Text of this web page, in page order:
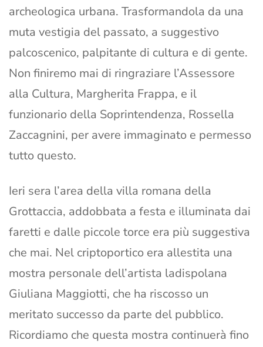
archeologica urbana. Trasformandola da una
muta vestigia del passato, a suggestivo
palcoscenico, palpitante di cultura e di gente.
Non finiremo mai di ringraziare l’Assessore
alla Cultura, Margherita Frappa, e il
funzionario della Soprintendenza, Rossella
Zaccagnini, per avere immaginato e permesso
tutto questo.
Ieri sera l’area della villa romana della
Grottaccia, addobbata a festa e illuminata dai
faretti e dalle piccole torce era più suggestiva
che mai. Nel criptoportico era allestita una
mostra personale dell’artista ladispolana
Giuliana Maggiotti, che ha riscosso un
meritato successo da parte del pubblico.
Ricordiamo che questa mostra continuerà fino